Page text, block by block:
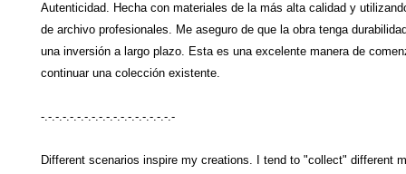
Autenticidad. Hecha con materiales de la más alta calidad y
de archivo profesionales. Me aseguro de que la obra tenga
una inversión a largo plazo. Esta es una excelente manera de
continuar una colección existente.
-.-.-.-.-.-.-.-.-.-.-.-.-.-.-.-.-.-.-
Different scenarios inspire my creations. I tend to "collect" different